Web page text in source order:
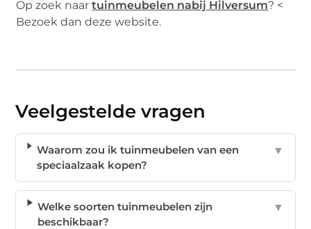
Op zoek naartuinmeubelen nabij Hilversum? <
Bezoek dan deze website.
Veelgestelde vragen
Waarom zou ik tuinmeubelen van een
speciaalzaak kopen?
▼
Welke soorten tuinmeubelen zijn
beschikbaar?
▼